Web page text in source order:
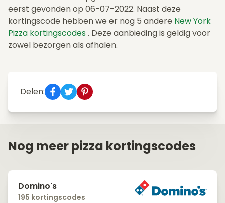
eerst gevonden op 06-07-2022. Naast deze
kortingscode hebben we er nog 5 andere New York
Pizza kortingscodes . Deze aanbieding is geldig voor
zowel bezorgen als afhalen.
Delen:
Nog meer pizza kortingscodes
Domino's
195 kortingscodes